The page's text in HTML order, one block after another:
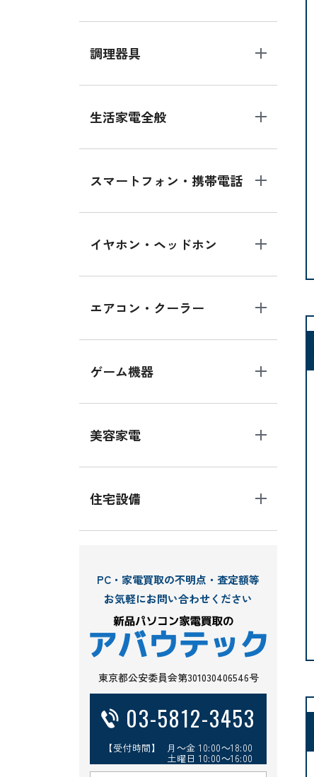
調理器具
生活家電全般
スマートフォン・携帯電話
イヤホン・ヘッドホン
エアコン・クーラー
ゲーム機器
美容家電
住宅設備
PC・家電買取の不明点・査定額等
お気軽にお問い合わせください
東京都公安委員会第301030406546号
03-5812-3453
【受付時間】 月～金 10:00～18:00
土曜日 10:00～16:00